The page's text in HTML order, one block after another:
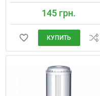
145 грн.
КУПИТЬ